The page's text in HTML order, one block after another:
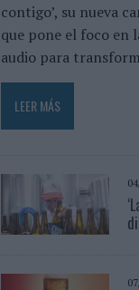
contigo’, su nueva
que pone el foco en
audio para
LEER MÁS